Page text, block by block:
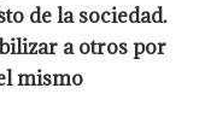
de la sociedad.
a otros por
mismo